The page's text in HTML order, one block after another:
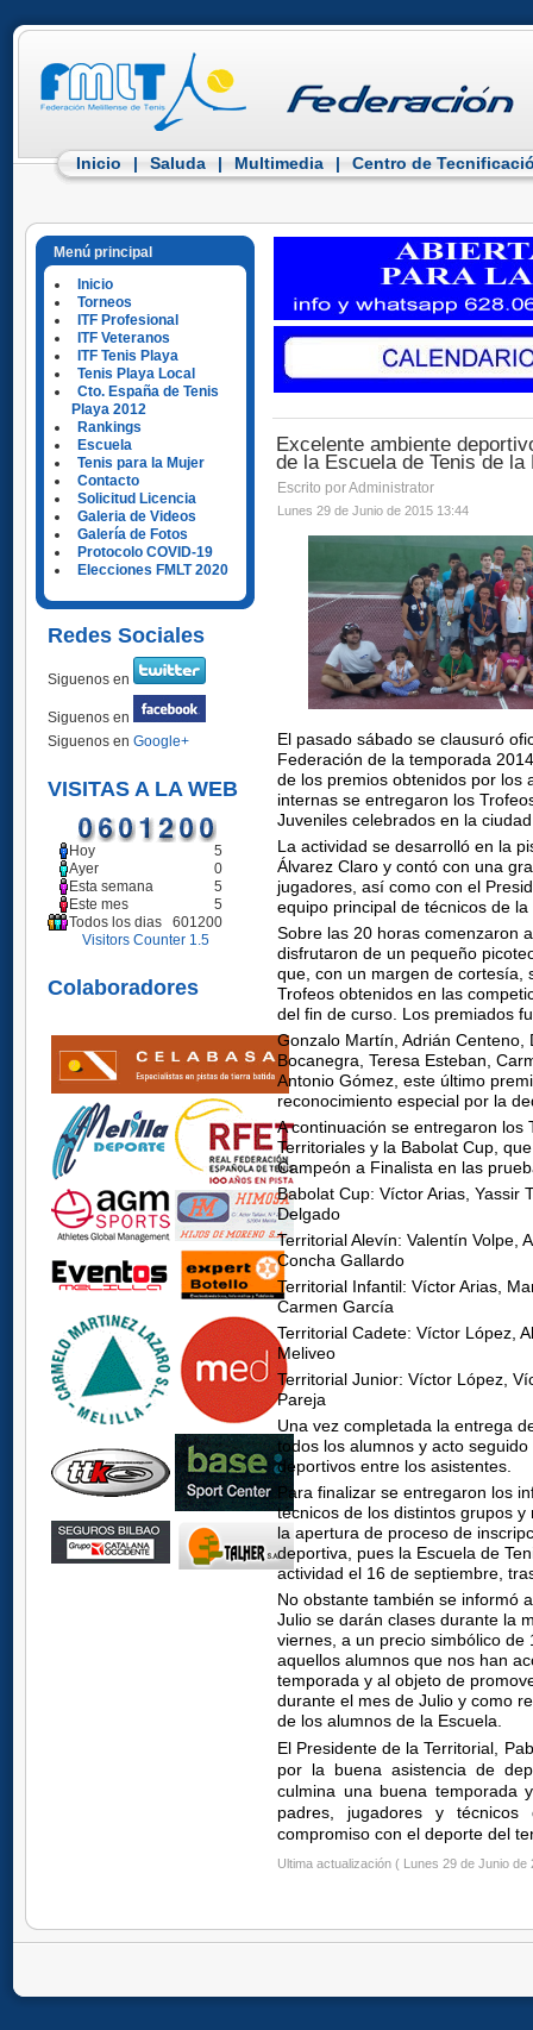
Inicio | Saluda | Multimedia | Centro de
Menú principal
Inicio
Torneos
ITF Profesional
ITF Veteranos
ITF Tenis Playa
Tenis Playa Local
Cto. España de Tenis
Playa 2012
Rankings
Escuela
Tenis para la Mujer
Contacto
Solicitud Licencia
Galeria de Videos
Galería de Fotos
Protocolo COVID-19
Elecciones FMLT 2020
Redes Sociales
Siguenos en
Siguenos en
Siguenos en Google+
VISITAS A LA WEB
Hoy
5
Ayer
0
Esta semana
5
Este mes
5
Todos los dias
601200
Visitors Counter 1.5
Colaboradores
Excelente ambiente
de la Escuela de Tenis de la
Escrito por Administrator
Lunes 29 de Junio de 2015 13:44
El pasado sábado se clausuró
Federación de la temporada
de los premios obtenidos por los
internas se entregaron los
Juveniles celebrados en la
La actividad se desarrolló en la
Álvarez Claro y contó con una
jugadores, así como con el
equipo principal de técnicos de la
Sobre las 20 horas comenzaron
disfrutaron de un pequeño
que, con un margen de cortesía,
Trofeos obtenidos en las
del fin de curso. Los premiados
Gonzalo Martín, Adrián Centeno,
Bocanegra, Teresa Esteban,
Antonio Gómez, este último
reconocimiento especial por la
A continuación se entregaron los
Territoriales y la Babolat Cup,
Campeón a Finalista en las
Babolat Cup: Víctor Arias, Yassir
Delgado
Territorial Alevín: Valentín Volpe,
Concha Gallardo
Territorial Infantil: Víctor Arias,
Carmen García
Territorial Cadete: Víctor López,
Meliveo
Territorial Junior: Víctor López,
Pareja
Una vez completada la entrega
todos los alumnos y acto
deportivos entre los asistentes.
Para finalizar se entregaron los
técnicos de los distintos grupos
la apertura de proceso de
deportiva, pues la Escuela de
actividad el 16 de septiembre,
No obstante también se informó
Julio se darán clases durante la
viernes, a un precio simbólico
aquellos alumnos que nos han
temporada y al objeto de
durante el mes de Julio y como
de los alumnos de la Escuela.
El Presidente de la Territorial,
por la buena asistencia de
culmina una buena temporada
padres, jugadores y
compromiso con el deporte del
Ultima actualización ( Lunes 29 de Junio de